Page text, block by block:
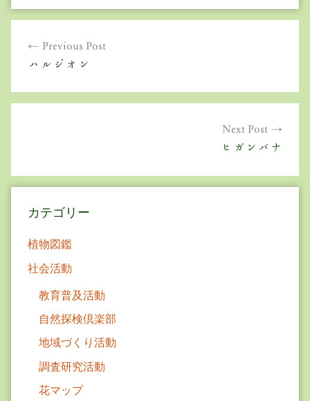
ビ
シ
Previous Post
ハルジオン
Next Post
ヒガンバナ
カテゴリー
植物図鑑
社会活動
教育普及活動
自然探検倶楽部
地域づくり活動
調査研究活動
花マップ